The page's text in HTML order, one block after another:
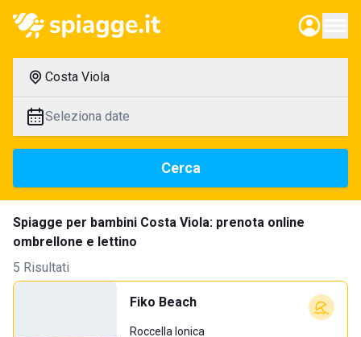
Costa Viola
Seleziona date
Cerca
Spiagge per bambini Costa Viola: prenota online
ombrellone e lettino
5 Risultati
Fiko Beach
Roccella Ionica